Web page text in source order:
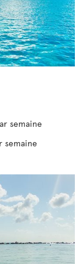
semaine
semaine